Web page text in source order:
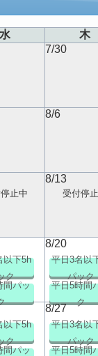
水
木
7/30
8/6
止中
8/13
受付停
以下5h
ク
間パッ
8/20
平日3名以
パック
平日5時間
ク
以下5h
ク
間パッ
8/27
平日3名以
パック
平日5時間